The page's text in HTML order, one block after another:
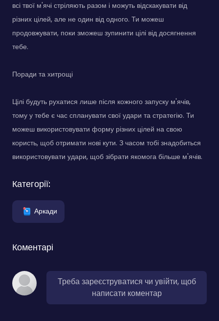
всі твої м'ячі стріляють разом і можуть відскакувати від
різних цілей, але не один від одного. Ти можеш
продовжувати, поки зможеш зупинити цілі від досягнення
тебе.
Поради та хитрощі
Цілі будуть рухатися лише після кожного запуску м'ячів,
тому у тебе є час спланувати свої удари та стратегію. Ти
можеш використовувати форму різних цілей на свою
користь, щоб отримати нові кути. З часом тобі знадобиться
використовувати удари, щоб зібрати якомога більше м'ячів.
Категорії:
Аркади
Коментарі
Треба зареєструватися чи увійти, щоб
написати коментар